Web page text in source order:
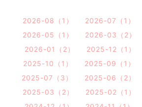
2026-08（1） 2026-07（1）
2026-05（1）
2026-03（2）
2026-01（2）
2025-12（1）
2025-10（1）
2025-09（1）
2025-07（3）
2025-06（2）
2025-03（2）
2025-02（1）